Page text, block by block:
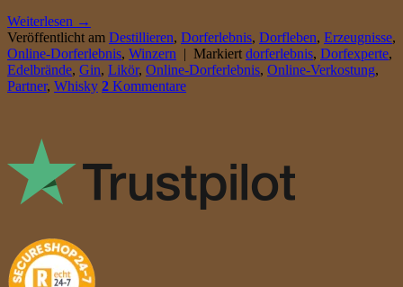
Weiterlesen →
Veröffentlicht am Destillieren, Dorferlebnis, Dorfleben, Erzeugnisse,
Online-Dorferlebnis, Winzern | Markiert dorferlebnis, Dorfexperte,
Edelbrände, Gin, Likör, Online-Dorferlebnis, Online-Verkostung,
Partner, Whisky 2 Kommentare